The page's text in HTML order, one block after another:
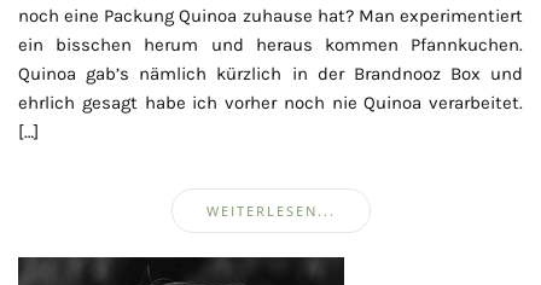
noch eine Packung Quinoa zuhause hat? Man experimentiert
ein bisschen herum und heraus kommen Pfannkuchen.
Quinoa gab’s nämlich kürzlich in der Brandnooz Box und
ehrlich gesagt habe ich vorher noch nie Quinoa verarbeitet.
[…]
WEITERLESEN...